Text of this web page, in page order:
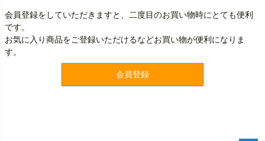
会員登録をしていただきますと、二度目のお買い物時にとても便利
です。
お気に入り商品をご登録いただけるなどお買い物が便利になりま
す。
会員登録